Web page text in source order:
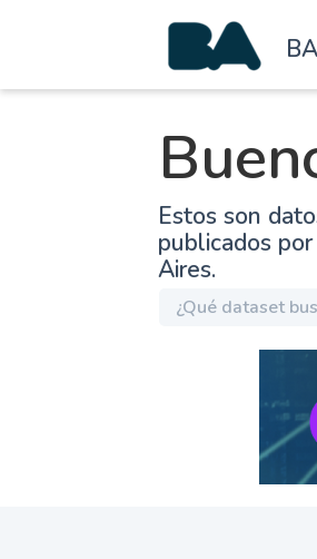
Estos son
publicados
Aires.